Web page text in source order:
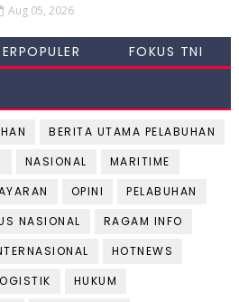
Aug 05, 2026
FOKUS TNI
BERITA UTAMA PELABUHAN
NASIONAL
MARITIME
OPINI
PELABUHAN
NASIONAL
RAGAM INFO
HOTNEWS
HUKUM